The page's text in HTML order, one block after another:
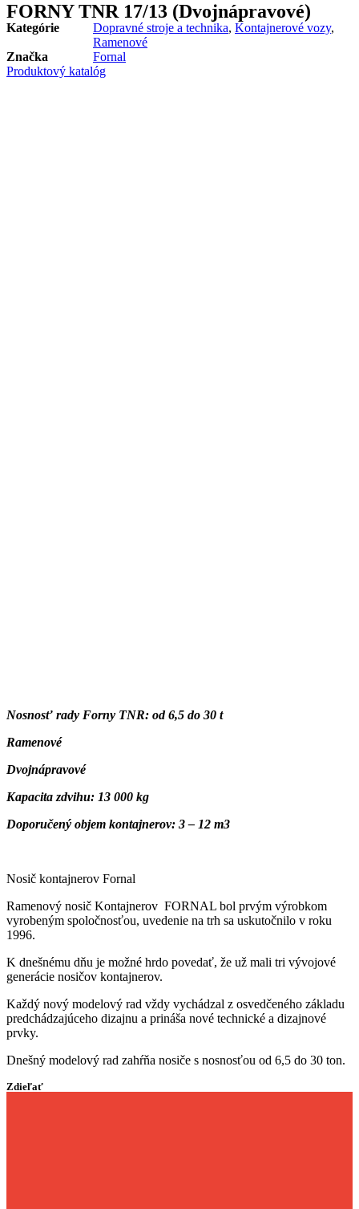
FORNY TNR 17/13 (Dvojnápravové)
Kategórie Dopravné stroje a technika, Kontajnerové vozy,
Ramenové
Značka
Fornal
Produktový katalóg
Nosnosť rady Forny TNR: od 6,5 do 30 t
Ramenové
Dvojnápravové
Kapacita zdvihu: 13 000 kg
Doporučený objem kontajnerov: 3 – 12 m3
Nosič kontajnerov Fornal
Ramenový nosič Kontajnerov FORNAL bol prvým výrobkom
vyrobeným spoločnosťou, uvedenie na trh sa uskutočnilo v roku
1996.
K dnešnému dňu je možné hrdo povedať, že už mali tri vývojové
generácie nosičov kontajnerov.
Každý nový modelový rad vždy vychádzal z osvedčeného základu
predchádzajúceho dizajnu a prináša nové technické a dizajnové
prvky.
Dnešný modelový rad zahŕňa nosiče s nosnosťou od 6,5 do 30 ton.
Zdieľať